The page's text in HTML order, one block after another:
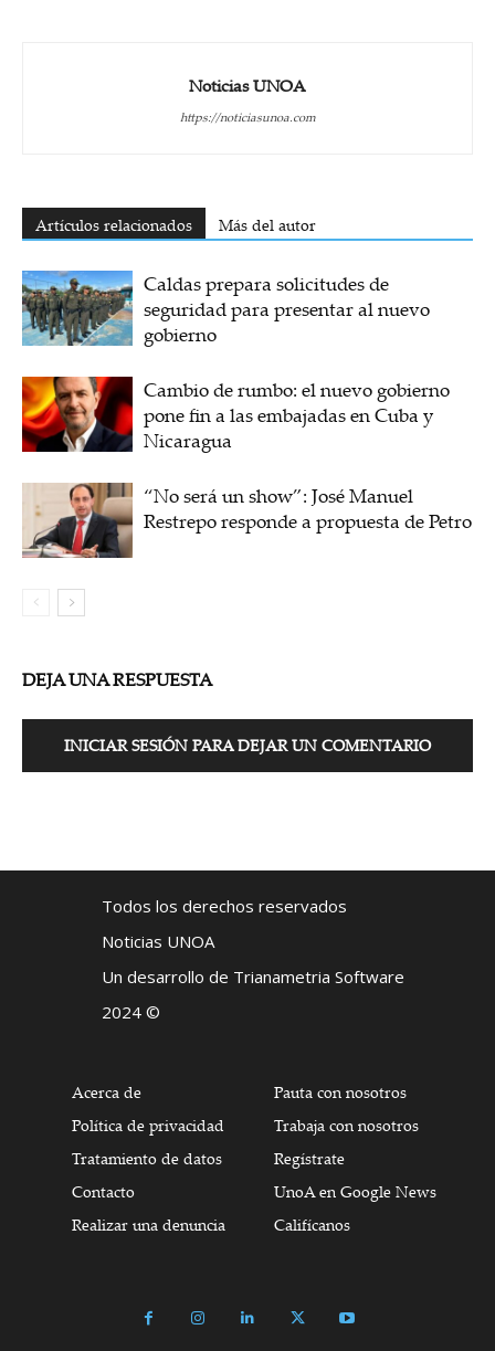
Noticias UNOA
https://noticiasunoa.com
Artículos relacionados Más del autor
Caldas prepara solicitudes de
seguridad para presentar al nuevo
gobierno
Cambio de rumbo: el nuevo gobierno
pone fin a las embajadas en Cuba y
Nicaragua
“No será un show”: José Manuel
Restrepo responde a propuesta de Petro
DEJA UNA RESPUESTA
INICIAR SESIÓN PARA DEJAR UN COMENTARIO
Todos los derechos reservados
Noticias UNOA
Un desarrollo de Trianametria Software
2024 ©
Acerca de
Política de privacidad
Tratamiento de datos
Contacto
Realizar una denuncia
Pauta con nosotros
Trabaja con nosotros
Regístrate
UnoA en Google News
Califícanos